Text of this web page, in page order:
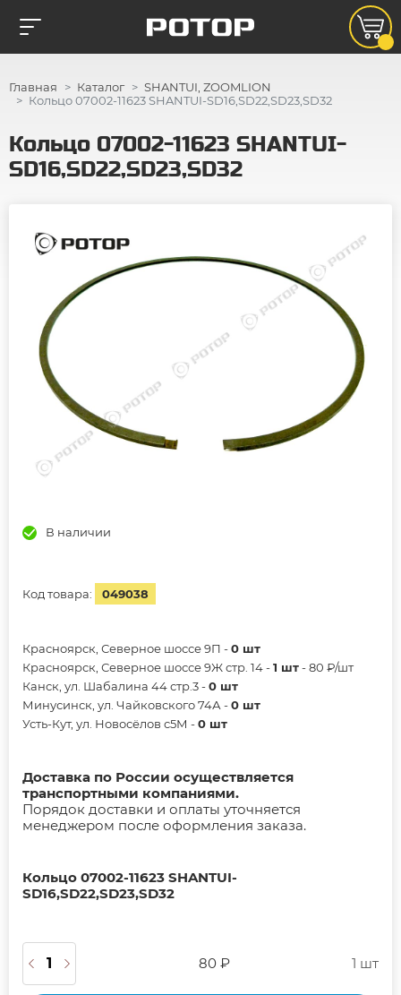
Главная Каталог
SHANTUI, ZOOMLION
Кольцо 07002-11623 SHANTUI-SD16,SD22,SD23,SD32
Кольцо 07002-11623 SHANTUI-
SD16,SD22,SD23,SD32
В наличии
Код товара: 049038
Красноярск, Северное шоссе 9П -0 шт
Красноярск, Северное шоссе 9Ж стр. 14 -1 шт- 80 ₽/шт
Канск, ул. Шабалина 44 стр.3 -0 шт
Минусинск, ул. Чайковского 74А -0 шт
Усть-Кут, ул. Новосёлов с5М -0 шт
Доставка по России осуществляется
транспортными компаниями.
Порядок доставки и оплаты уточняется
менеджером после оформления заказа.
Кольцо 07002-11623 SHANTUI-
SD16,SD22,SD23,SD32
80 ₽ 1 шт